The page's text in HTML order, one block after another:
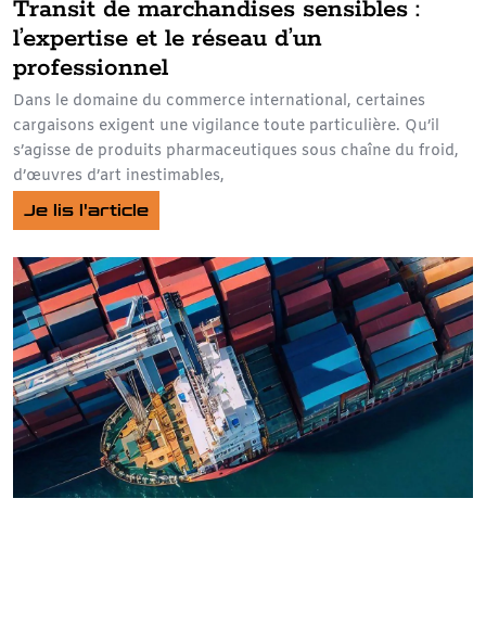
Transit de marchandises sensibles :
l’expertise et le réseau d’un
professionnel
Dans le domaine du commerce international, certaines
cargaisons exigent une vigilance toute particulière. Qu’il
s’agisse de produits pharmaceutiques sous chaîne du froid,
d’œuvres d’art inestimables,
Je lis l'article